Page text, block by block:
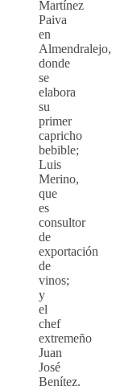
Martínez
Paiva
en
Almendralejo,
donde
se
elabora
su
primer
capricho
bebible;
Luis
Merino,
que
es
consultor
de
exportación
de
vinos;
y
el
chef
extremeño
Juan
José
Benítez.